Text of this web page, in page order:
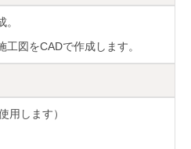
図をCADで作成します。
用します）